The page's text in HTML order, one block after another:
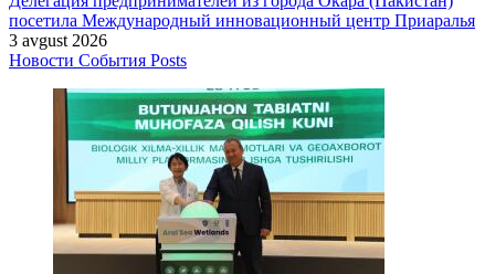
посетила Международный инновационный центр Приаралья
3 avgust 2026
Новости События Posts